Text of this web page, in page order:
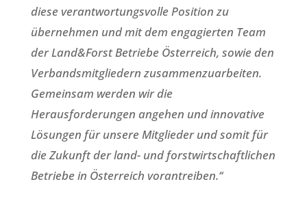
diese verantwortungsvolle Position zu
übernehmen und mit dem engagierten Team
der Land&Forst Betriebe Österreich, sowie den
Verbandsmitgliedern zusammenzuarbeiten.
Gemeinsam werden wir die
Herausforderungen angehen und innovative
Lösungen für unsere Mitglieder und somit für
die Zukunft der land- und forstwirtschaftlichen
Betriebe in Österreich vorantreiben.‘‘